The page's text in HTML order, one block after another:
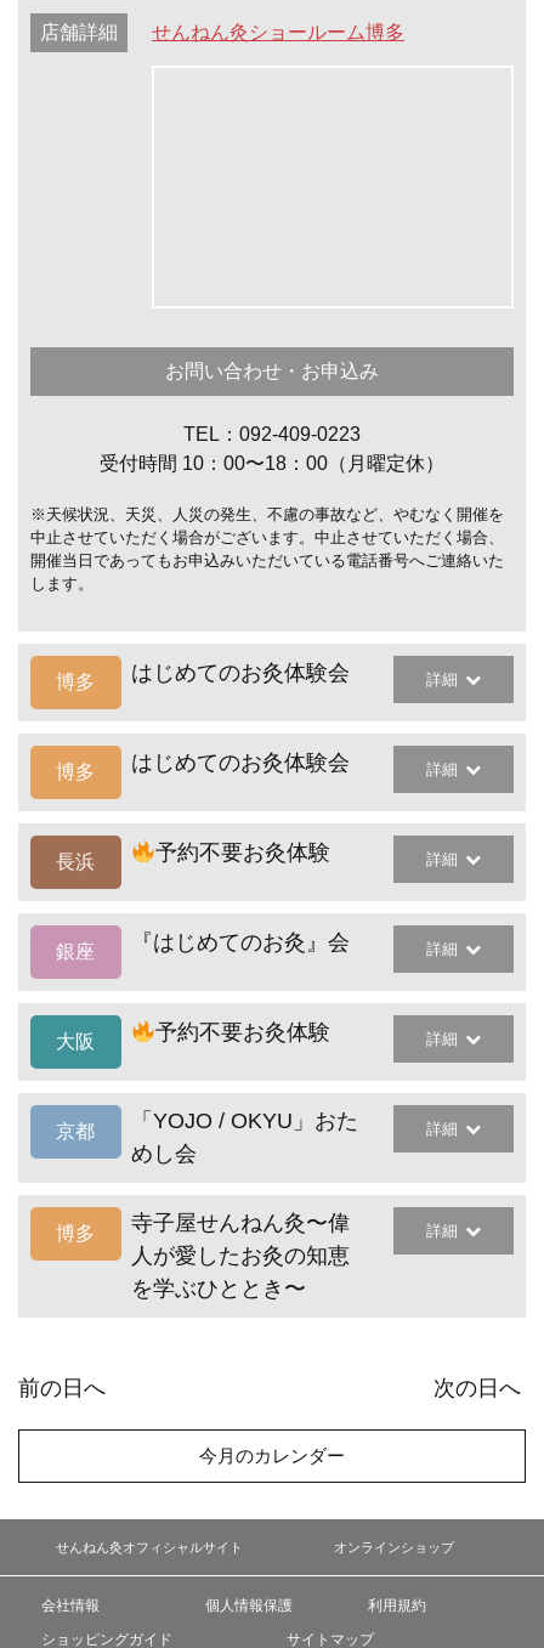
店舗詳細 せんねん灸ショールーム博多
お問い合わせ・お申込み
TEL：092-409-0223
受付時間 10：00〜18：00（月曜定休）
※天候状況、天災、人災の発生、不慮の事故など、やむなく開催を
中止させていただく場合がございます。中止させていただく場合、
開催当日であってもお申込みいただいている電話番号へご連絡いた
します。
博多 はじめてのお灸体験会 詳細
博多 はじめてのお灸体験会 詳細
長浜 予約不要お灸体験 詳細
銀座 『はじめてのお灸』会 詳細
大阪 予約不要お灸体験 詳細
京都
「YOJO / OKYU」おた
めし会
詳細
博多
寺子屋せんねん灸〜偉
人が愛したお灸の知恵
を学ぶひととき〜
詳細
前の日へ 次の日へ
今月のカレンダー
せんねん灸オフィシャルサイト オンラインショップ
会社情報 個人情報保護
利用規約
ショッピングガイド
サイトマップ